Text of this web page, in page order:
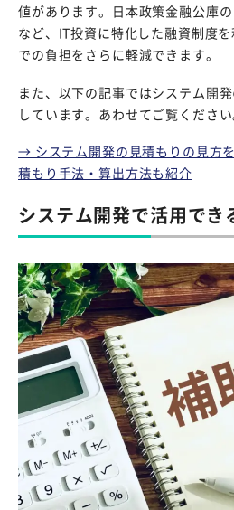
値があります。日本政策金融公庫
など、IT投資に特化した融資制度
での負担をさらに軽減できます。
また、以下の記事ではシステム開
しています。あわせてご覧ください
→ システム開発の見積もりの見方
積もり手法・算出方法も紹介
システム開発で活用でき